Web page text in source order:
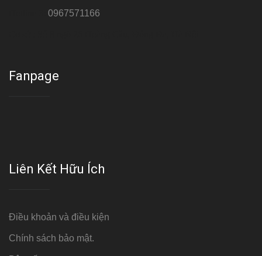
0967571166
Fanpage
Liên Kết Hữu Ích
Điều khoản và điều kiện
Chính sách bảo mật.